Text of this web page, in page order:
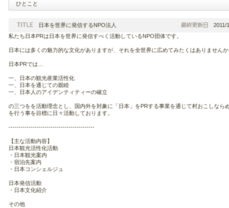
ひとこと
日本を世界に発信するNPO法人
2011/
私たち日本PRは日本を世界に発信すべく活動しているNPO団体です。
日本には多くの魅力的な文化がありますが、それを全世界に広めてみたくはありません
日本PRでは…
一、日本の観光産業活性化
一、日本を通じての親睦
一、日本人のアイデンティティーの確立
の三つをを活動理念とし、国内外を対象に「日本」をPRする事業を通じて村おこしなら
を行う事を目標に日々活動しております。
-------------------------------------------
【主な活動内容】
日本観光活性化活動
・日本観光案内
・宿泊先案内
・日本コンシェルジュ
日本発信活動
・日本文化紹介
その他